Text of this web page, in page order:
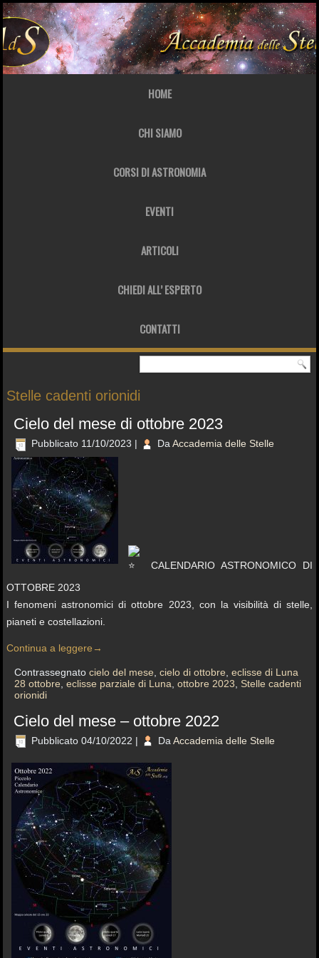
HOME
CHI SIAMO
CORSI DI ASTRONOMIA
EVENTI
ARTICOLI
CHIEDI ALL’ ESPERTO
CONTATTI
Stelle cadenti orionidi
Cielo del mese di ottobre 2023
Pubblicato 11/10/2023 | Da Accademia delle Stelle
CALENDARIO ASTRONOMICO DI
OTTOBRE 2023
I fenomeni astronomici di ottobre 2023, con la visibilità di stelle,
pianeti e costellazioni.
Continua a leggere →
Contrassegnato cielo del mese ,cielo di ottobre ,eclisse di Luna
28 ottobre ,eclisse parziale di Luna ,ottobre 2023
Stelle cadenti
orionidi
Cielo del mese – ottobre 2022
Pubblicato 04/10/2022 | Da Accademia delle Stelle